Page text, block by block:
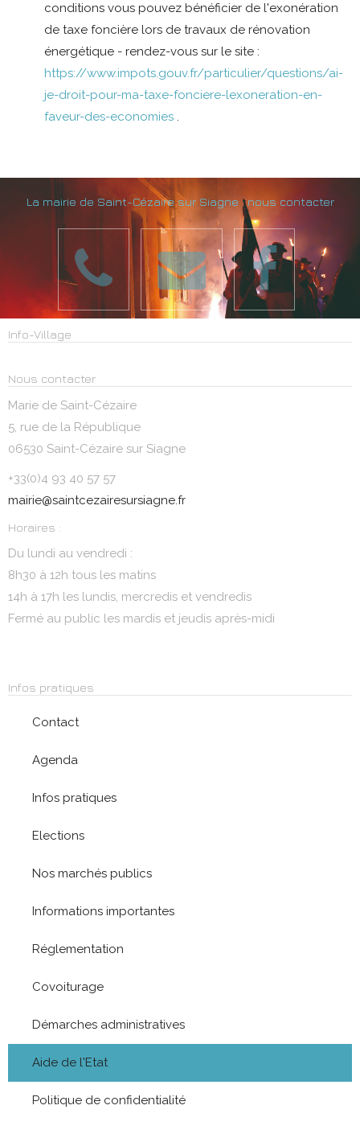
conditions vous pouvez bénéficier de l'exonération
de taxe foncière lors de travaux de rénovation
énergétique - rendez-vous sur le site :
https://www.impots.gouv.fr/particulier/questions/ai-
je-droit-pour-ma-taxe-fonciere-lexoneration-en-
faveur-des-economies .
La mairie de Saint-Cézaire sur Siagne : nous contacter
Info-Village
Nous contacter
Marie de Saint-Cézaire
5, rue de la République
06530 Saint-Cézaire sur Siagne
+33(0)4 93 40 57 57
mairie@saintcezairesursiagne.fr
Horaires :
Du lundi au vendredi :
8h30 à 12h tous les matins
14h à 17h les lundis, mercredis et vendredis
Fermé au public les mardis et jeudis après-midi
Infos pratiques
Contact
Agenda
Infos pratiques
Elections
Nos marchés publics
Informations importantes
Réglementation
Covoiturage
Démarches administratives
Aide de l'Etat
Politique de confidentialité